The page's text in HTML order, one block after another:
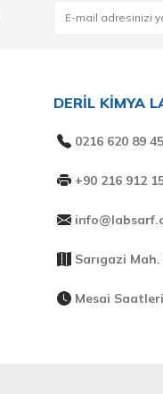
DERİL KİMYA
0216 620 89 45
+90 216 912
Sarıgazi
Mesai